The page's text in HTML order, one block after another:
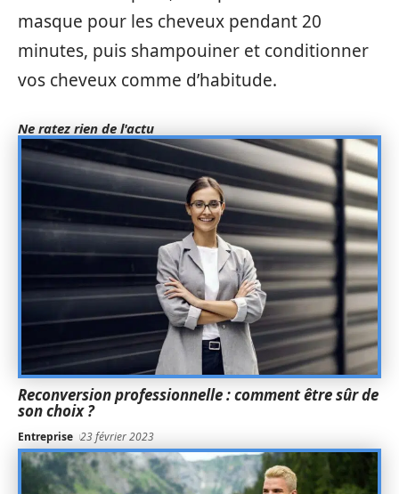
masque pour les cheveux pendant 20
minutes, puis shampouiner et conditionner
vos cheveux comme d’habitude.
Ne ratez rien de l'actu
Reconversion professionnelle : comment être sûr de
son choix ?
Entreprise 23 février 2023